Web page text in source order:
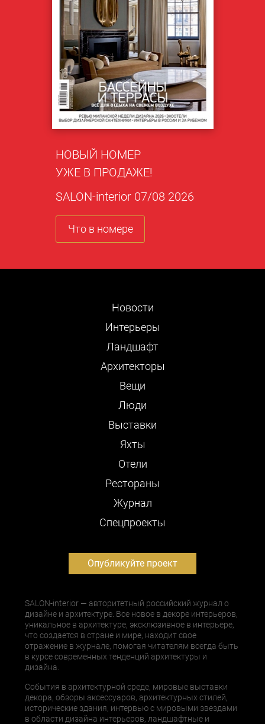
НОВЫЙ НОМЕР
УЖЕ В ПРОДАЖЕ!
SALON-interior 07/08 2026
Что в номере
Новости
Интерьеры
Ландшафт
Архитекторы
Вещи
Люди
Выставки
Яхты
Отели
Рестораны
Журнал
Cпецпроекты
Опубликуйте проект
SALON-interior — авторитетный российский журнал о
дизайне и архитектуре. Все новое в декоре интерьеров,
уникальное в архитектуре, эксклюзивное в интерьере,
что создается в стране и мире, находит свое
отражение в журнале, помогая читателям всегда быть
в курсе современных тенденций архитектуры и
дизайна.
События в архитектурной среде, мировые выставки
декора, обзоры аксессуаров, архитектурных стилей,
исторические здания, интервью с мировыми звездами
в области дизайна интерьеров, ландшафтные и